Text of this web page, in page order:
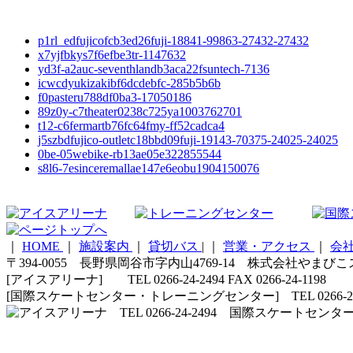
p1rl_edfujicofcb3ed26fuji-18841-99863-27432-27432
x7yjfbkys7f6efbe3tr-1147632
yd3f-a2auc-seventhlandb3aca22fsuntech-7136
icwcdyukizakibf6dcdebfc-285b5b6b
f0pasteru788df0ba3-17050186
89z0y-c7theater0238c725ya1003762701
t12-c6fermartb76fc64fmy-ff52cadca4
j5szbdfujico-outletc18bbd09fuji-19143-70375-24025-24025
0be-05webike-rb13ae05e322855544
s8l6-7esinceremallae147e6eobu1904150076
HOME 施設案内 貸切バス | 営業・アクセス
会
〒394-0055 長野県岡谷市字内山4769-14 株式会社やまびこ
[アイスアリーナ] TEL 0266-24-2494 FAX 0266-24-1198
[国際スケートセンター・トレーニングセンター] TEL 0266-